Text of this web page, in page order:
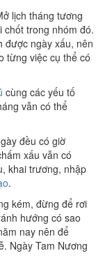
lịch tháng tương
chốt trong nhóm đó.
được ngày xấu, nên
từng việc cụ thể có
cùng các yếu tố
vẫn có thể
đều có giờ
xấu vẫn có
khai trương, nhập
.
kém, đừng để rơi
hướng có sao
nay nên để
Ngày Tam Nương